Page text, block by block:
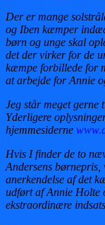
Der er mange
og Iben kæmper
børn og unge skal
det der virker for de
kæmpe forbillede for
at arbejde for Annie
Jeg står meget gerne
Yderligere
hjemmesiderne
Hvis I finder de to
Andersens børnepris,
anerkendelse af det
udført af Annie Holte
ekstraordinære